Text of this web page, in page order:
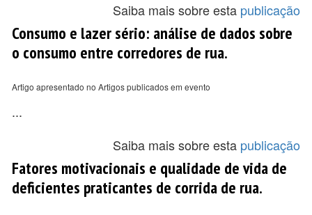
Saiba mais sobre esta publicação
Consumo e lazer sério: análise de dados sobre
o consumo entre corredores de rua.
Artigo apresentado no Artigos publicados em evento
...
Saiba mais sobre esta publicação
Fatores motivacionais e qualidade de vida de
deficientes praticantes de corrida de rua.